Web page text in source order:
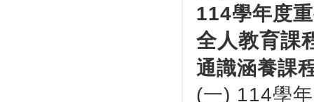
114學年度
全人教育課
通識涵養課
(一) 114學